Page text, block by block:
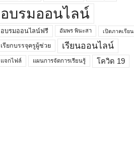
อบรมออนไลน์
อบรมออนไลน์ฟรี อัมพร พินะสา เปิดภาคเรียน
เรียกบรรจุครูผู้ช่วย เรียนออนไลน์
แจกไฟล์ แผนการจัดการเรียนรู้ โควิด 19